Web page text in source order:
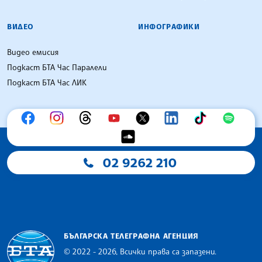
ВИДЕО
Видео емисия
Подкаст БТА Час Паралели
Подкаст БТА Час ЛИК
ИНФОГРАФИКИ
02 9262 210
БЪЛГАРСКА ТЕЛЕГРАФНА АГЕНЦИЯ
© 2022 - 2026, Всички права са запазени.